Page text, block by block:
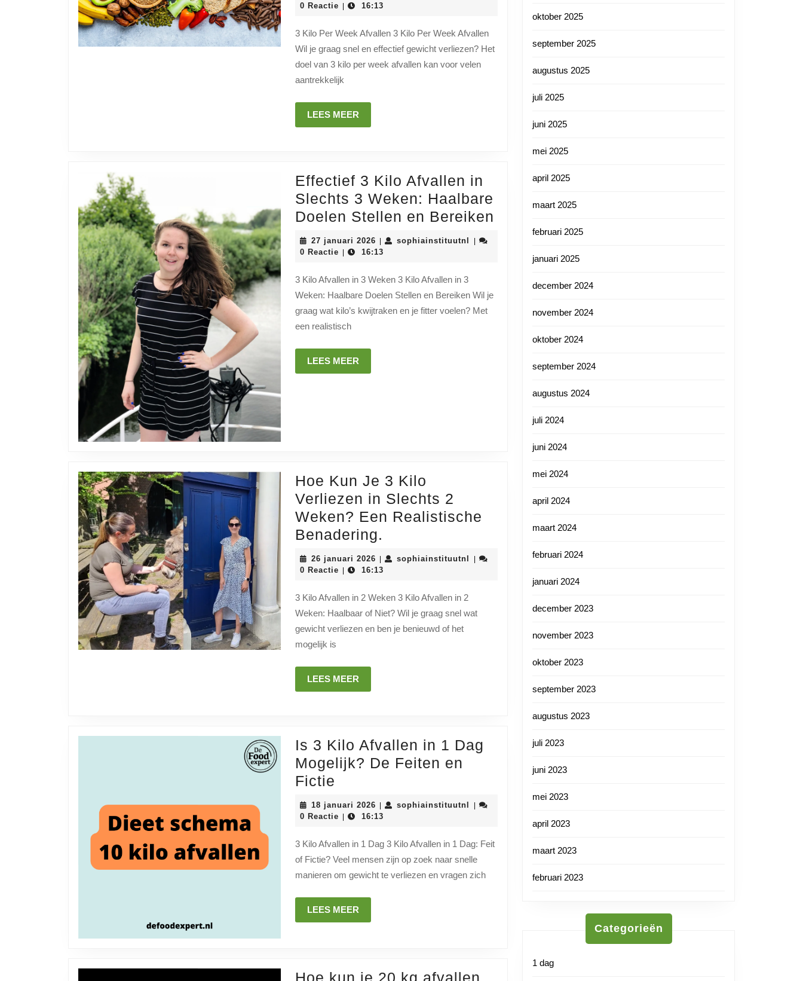
Week
Afvallen:
januari
0 Reactie 16:13
3 Kilo Per Week Afvallen 3 Kilo Per Week Afvallen
Wil je graag snel en effectief gewicht verliezen? Het
doel van 3 kilo per week afvallen kan voor velen
aantrekkelijk
LEES MEER
MEER
Effectief 3 Kilo Afvallen in
Slechts 3 Weken: Haalbare
Doelen Stellen en Bereiken
Weken:
Haalbare
Stellen
27 januari 2026 27
januari
sophiainstituutnl sophiainstituutnl
0 Reactie 16:13
3 Kilo Afvallen in 3 Weken 3 Kilo Afvallen in 3
Weken: Haalbare Doelen Stellen en Bereiken Wil je
graag wat kilo’s kwijtraken en je fitter voelen? Met
een realistisch
LEES MEER
MEER
Hoe Kun Je 3 Kilo
Verliezen in Slechts 2
Weken? Een Realistische
Benadering.
Kun
Je
Kilo
Verliezen
Benadering.
26 januari 2026 26
januari
sophiainstituutnl sophiainstituutnl
0 Reactie 16:13
3 Kilo Afvallen in 2 Weken 3 Kilo Afvallen in 2
Weken: Haalbaar of Niet? Wil je graag snel wat
gewicht verliezen en ben je benieuwd of het
mogelijk is
LEES MEER
MEER
Is 3 Kilo Afvallen in 1 Dag
Mogelijk? De Feiten en
Fictie
Kilo
in
1
Mogelijk?
De
Fictie
18 januari 2026 18
januari
sophiainstituutnl sophiainstituutnl
0 Reactie 16:13
3 Kilo Afvallen in 1 Dag 3 Kilo Afvallen in 1 Dag: Feit
of Fictie? Veel mensen zijn op zoek naar snelle
manieren om gewicht te verliezen en vragen zich
LEES MEER
MEER
Hoe kun je 20 kg afvallen
oktober 2025
september 2025
augustus 2025
juli 2025
juni 2025
mei 2025
april 2025
maart 2025
februari 2025
januari 2025
december 2024
november 2024
oktober 2024
september 2024
augustus 2024
juli 2024
juni 2024
mei 2024
april 2024
maart 2024
februari 2024
januari 2024
december 2023
november 2023
oktober 2023
september 2023
augustus 2023
juli 2023
juni 2023
mei 2023
april 2023
maart 2023
februari 2023
Categorieën
1 dag